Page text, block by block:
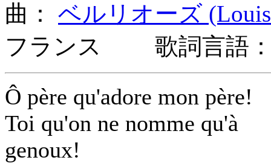
曲： ベルリオーズ
フランス 歌詞言語：
Ô père qu'adore mon père!
Toi qu'on ne nomme qu'à
genoux!